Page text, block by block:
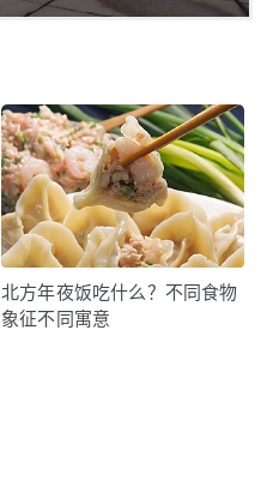
北方年夜饭吃什么？不同食物
象征不同寓意